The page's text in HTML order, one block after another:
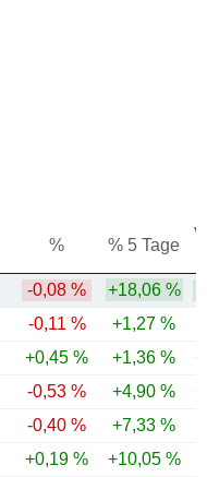
% % 5 Tage
-0,08 % +18,06 %
-0,11 % +1,27 %
+0,45 % +1,36 %
-0,53 % +4,90 %
-0,40 % +7,33 %
+0,19 % +10,05 %